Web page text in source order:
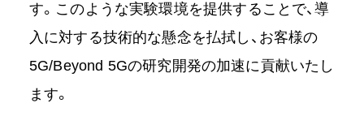
す。このような実験環境を提供することで、導
入に対する技術的な懸念を払拭し、お客様の
5G/Beyond 5Gの研究開発の加速に貢献いたし
ます。